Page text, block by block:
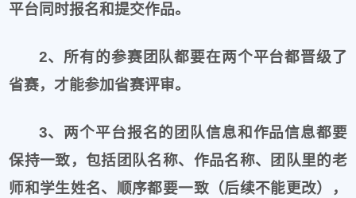
平台同时报名和提交作品。
2、所有的参赛团队都要在两个平台都晋级了
省赛，才能参加省赛评审。
3、两个平台报名的团队信息和作品信息都要
保持一致，包括团队名称、作品名称、团队里的老
师和学生姓名、顺序都要一致（后续不能更改），